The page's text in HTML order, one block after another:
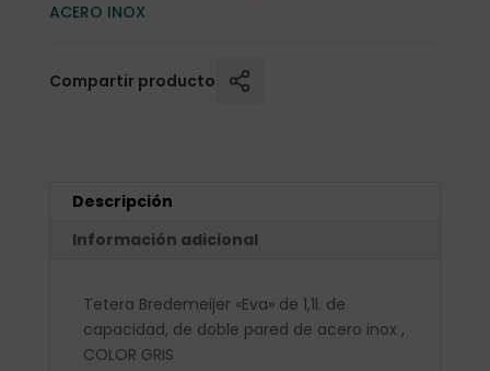
ACERO INOX
Compartir producto
Descripción
Información adicional
Tetera Bredemeijer «Eva» de 1,1l. de
capacidad, de doble pared de acero inox ,
COLOR GRIS